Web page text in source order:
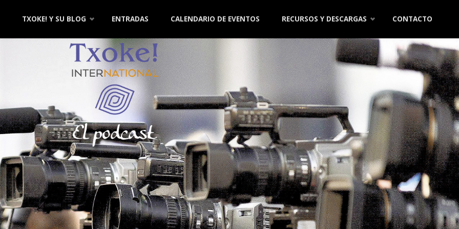
TXOKE! Y SU BLOG ENTRADAS CALENDARIO DE EVENTOS RECURSOS Y DESCARGAS CONTACTO